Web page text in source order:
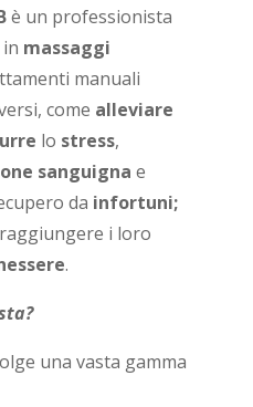
è un professionista
massaggi
manuali
come alleviare
lo stress,
sanguigna e
da infortuni;
i loro
.
una vasta gamma